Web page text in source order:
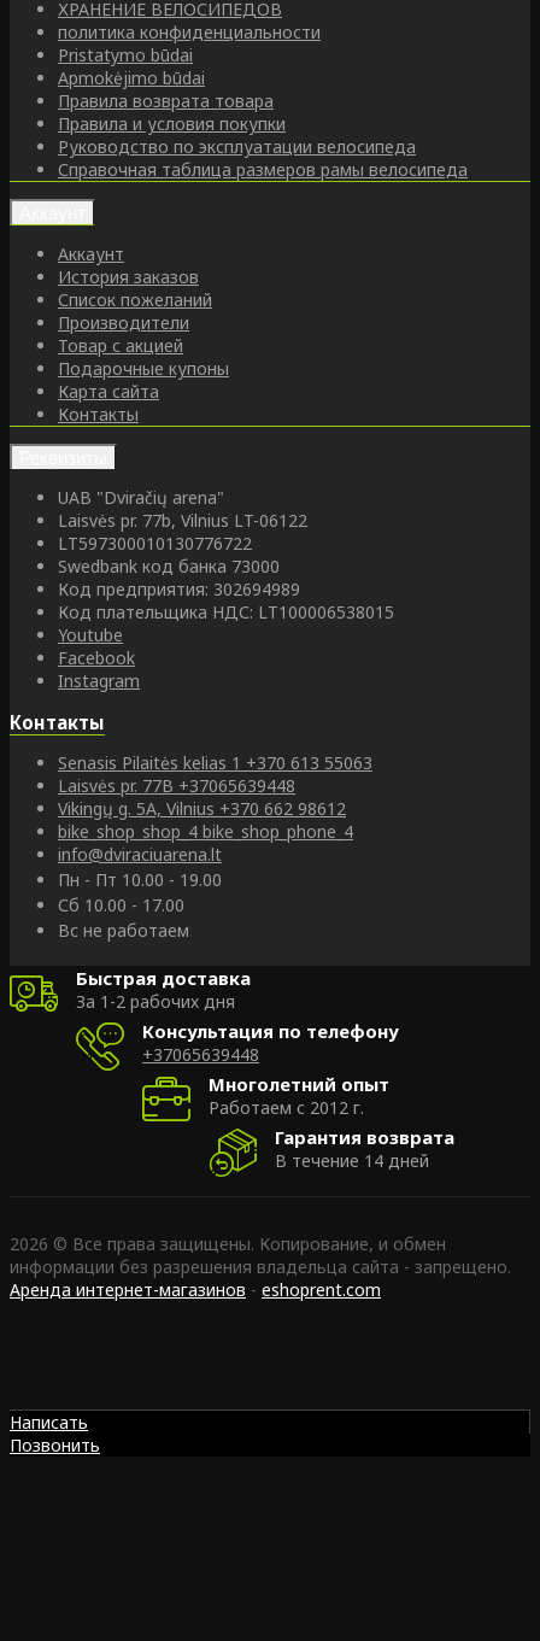
ХРАНЕНИЕ ВЕЛОСИПЕДОВ
политика конфиденциальности
Pristatymo būdai
Apmokėjimo būdai
Правила возврата товара
Правила и условия покупки
Руководство по эксплуатации велосипеда
Справочная таблица размеров рамы велосипеда
Аккаунт
История заказов
Список пожеланий
Производители
Товар с акцией
Подарочные купоны
Карта сайта
Контакты
UAB "Dviračių arena"
Laisvės pr. 77b, Vilnius LT-06122
LT597300010130776722
Swedbank код банка 73000
Код предприятия: 302694989
Код плательщика НДС: LT100006538015
Youtube
Facebook
Instagram
Контакты
Senasis Pilaitės kelias 1 +370 613 55063
Laisvės pr. 77B +37065639448
Vikingų g. 5A, Vilnius +370 662 98612
bike_shop_shop_4 bike_shop_phone_4
info@dviraciuarena.lt
Пн - Пт 10.00 - 19.00
Сб 10.00 - 17.00
Вс не работаем
Быстрая доставка
За 1-2 рабочих дня
Консультация по телефону
+37065639448
Многолетний опыт
Работаем с 2012 г.
Гарантия возврата
В течение 14 дней
2026 © Все права защищены. Копирование, и обмен
информации без разрешения владельца сайта - запрещено.
Аренда интернет-магазинов - eshoprent.com
Написать
Позвонить